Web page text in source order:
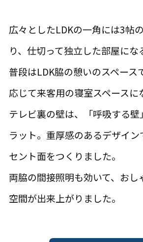
広々としたLDKの一角には3帖
り、仕切って独立した部屋にな
普段はLDK脇の憩いのスペース
応じて来客用の寝室スペースに
テレビ裏の壁は、「呼吸する壁
ラット。重厚感のあるデザイン
セント面をつくりました。
両脇の間接照明も効いて、おし
空間が出来上がりました。